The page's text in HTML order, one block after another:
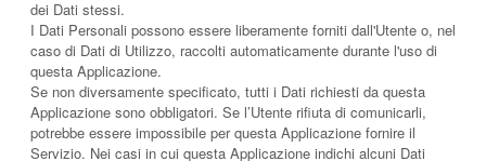
dei Dati stessi.
I Dati Personali possono essere liberamente forniti dall'Utente o, nel
caso di Dati di Utilizzo, raccolti automaticamente durante l'uso di
questa Applicazione.
Se non diversamente specificato, tutti i Dati richiesti da questa
Applicazione sono obbligatori. Se l’Utente rifiuta di comunicarli,
potrebbe essere impossibile per questa Applicazione fornire il
Servizio. Nei casi in cui questa Applicazione indichi alcuni Dati